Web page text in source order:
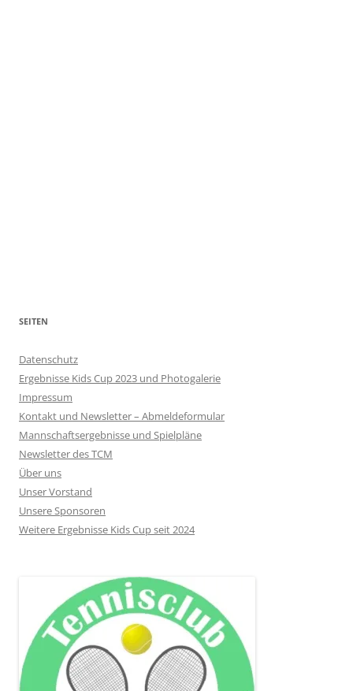
SEITEN
Datenschutz
Ergebnisse Kids Cup 2023 und Photogalerie
Impressum
Kontakt und Newsletter – Abmeldeformular
Mannschaftsergebnisse und Spielpläne
Newsletter des TCM
Über uns
Unser Vorstand
Unsere Sponsoren
Weitere Ergebnisse Kids Cup seit 2024